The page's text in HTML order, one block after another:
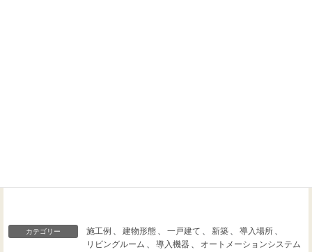
カテゴリー 施工例 、 建物形態 、 一戸建て 、 新築 、 導入場所 、
リビングルーム 、 導入機器 、
オートメーションシステム